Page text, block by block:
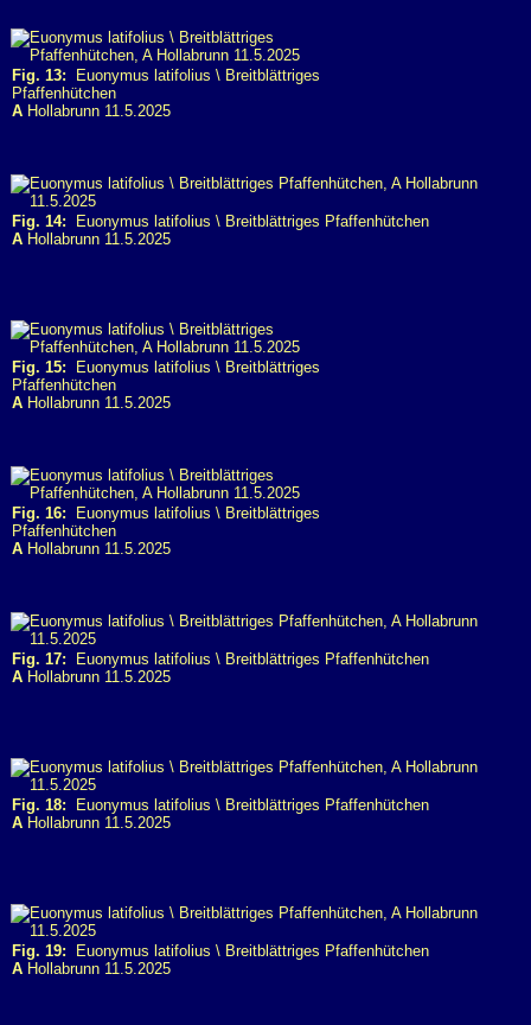
Fig. 13: Euonymus latifolius \ Breitblättriges
Pfaffenhütchen
A Hollabrunn 11.5.2025
Fig. 14: Euonymus latifolius \ Breitblättriges Pfaffenhütchen
A Hollabrunn 11.5.2025
Fig. 15: Euonymus latifolius \ Breitblättriges
Pfaffenhütchen
A Hollabrunn 11.5.2025
Fig. 16: Euonymus latifolius \ Breitblättriges
Pfaffenhütchen
A Hollabrunn 11.5.2025
Fig. 17: Euonymus latifolius \ Breitblättriges Pfaffenhütchen
A Hollabrunn 11.5.2025
Fig. 18: Euonymus latifolius \ Breitblättriges Pfaffenhütchen
A Hollabrunn 11.5.2025
Fig. 19: Euonymus latifolius \ Breitblättriges Pfaffenhütchen
A Hollabrunn 11.5.2025